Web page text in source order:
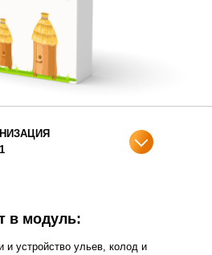
в модуль:
и устройство ульев, колод и